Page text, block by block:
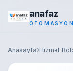
anafaz
Anasayfa Hizmet